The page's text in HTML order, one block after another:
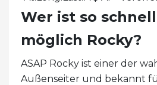
Wer ist so
möglich Rocky?
ASAP Rocky ist einer der
Außenseiter und bekannt